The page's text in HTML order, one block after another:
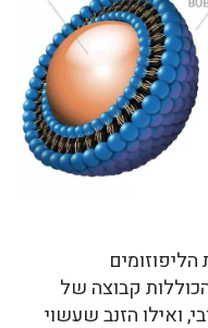
קבוצה של
ואילו הזנב שעשוי